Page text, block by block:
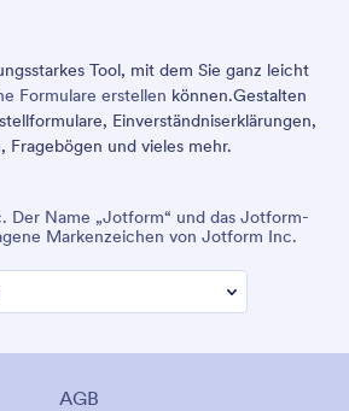
Tool, mit dem Sie ganz leicht
Formulare erstellen können.Gestalten
Einverständniserklärungen,
Fragebögen und vieles mehr.
Name „Jotform“ und das Jotform-
Markenzeichen von Jotform Inc.
AGB